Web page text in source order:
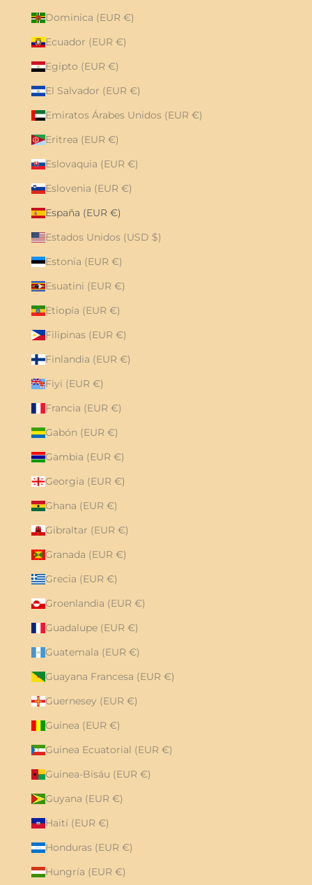
Dominica (EUR €)
Ecuador (EUR €)
Egipto (EUR €)
El Salvador (EUR €)
Emiratos Árabes Unidos (EUR €)
Eritrea (EUR €)
Eslovaquia (EUR €)
Eslovenia (EUR €)
España (EUR €)
Estados Unidos (USD $)
Estonia (EUR €)
Esuatini (EUR €)
Etiopía (EUR €)
Filipinas (EUR €)
Finlandia (EUR €)
Fiyi (EUR €)
Francia (EUR €)
Gabón (EUR €)
Gambia (EUR €)
Georgia (EUR €)
Ghana (EUR €)
Gibraltar (EUR €)
Granada (EUR €)
Grecia (EUR €)
Groenlandia (EUR €)
Guadalupe (EUR €)
Guatemala (EUR €)
Guayana Francesa (EUR €)
Guernesey (EUR €)
Guinea (EUR €)
Guinea Ecuatorial (EUR €)
Guinea-Bisáu (EUR €)
Guyana (EUR €)
Haití (EUR €)
Honduras (EUR €)
Hungría (EUR €)